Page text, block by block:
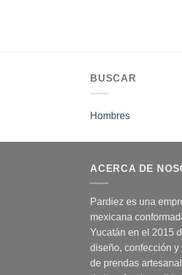
BUSCAR
Hombres
ACERCA DE
Pardiez es una
mexicana
Yucatán en el 2015
diseño, confección y
de prendas